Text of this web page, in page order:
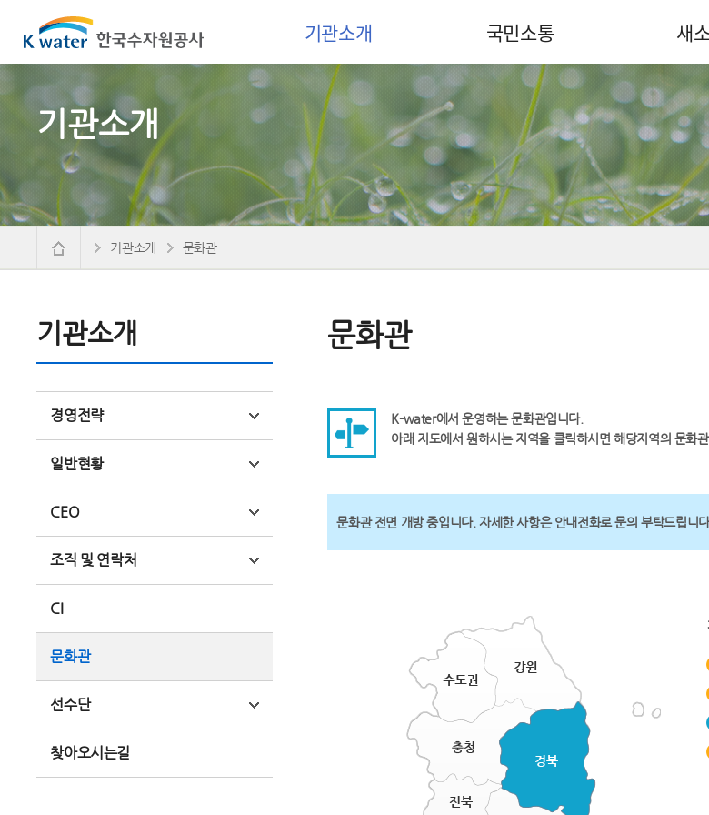
기관소개 국민소통 새
기관소개
기관소개
경영전략
일반현황
CEO
조직 및 연락처
CI
문화관
선수단
찾아오시는길
기관소개 문화관
문화관
K-water에서 운영하는 문화관입니다.
아래 지도에서 원하시는 지역을 클릭하시면 해당지역의 문화
문화관 전면 개방 중입니다. 자세한 사항은 안내전화로 문의 부탁드립니